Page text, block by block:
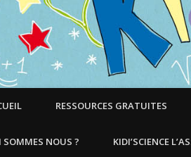
RESSOURCES GRATUITES
SOMMES NOUS ? KIDI’SCIENCE